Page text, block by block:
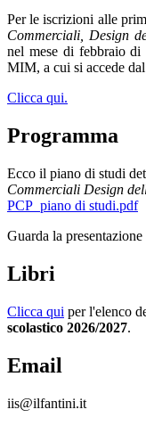
Per le iscrizioni alle
Commerciali, Design
nel mese di febbraio
MIM, a cui si accede
Clicca qui.
Programma
Ecco il piano di studi
Commerciali Design
PCP_piano di studi.pdf
Guarda la presentazione
Libri
Clicca qui per l'elenco
scolastico 2026/2027.
Email
iis@ilfantini.it